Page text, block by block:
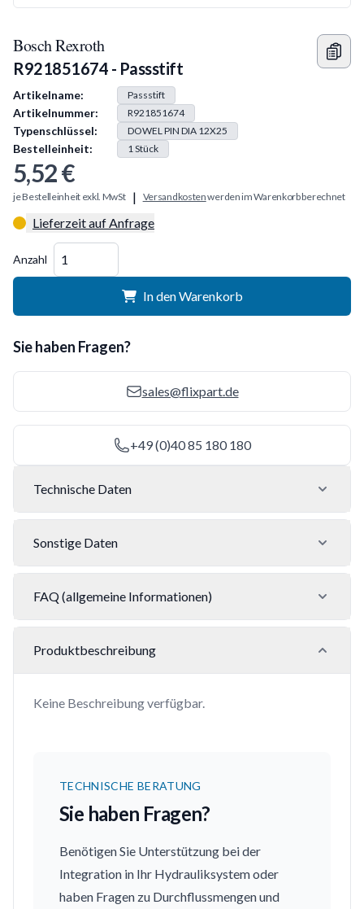
Bosch Rexroth
R921851674 - Passstift
Produkt Information
Artikelname: Passstift
Artikelnummer: R921851674
Typenschlüssel: DOWEL PIN DIA 12X25
Bestelleinheit: 1Stück
5,52 €
je Bestelleinheit exkl. MwSt | Versandkostenwerden im Warenkorb berechnet
Lieferzeit auf Anfrage
Anzahl
In den Warenkorb
Sie haben Fragen?
sales@flixpart.de
+49 (0)40 85 180 180
Technische Daten
Sonstige Daten
FAQ (allgemeine Informationen)
Produktbeschreibung
Keine Beschreibung verfügbar.
TECHNISCHE BERATUNG
Sie haben Fragen?
Benötigen Sie Unterstützung bei der
Integration in Ihr Hydrauliksystem oder
haben Fragen zu Durchflussmengen und